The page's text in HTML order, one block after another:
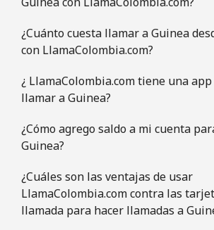
¿Cuánto cuesta llamar a Guinea
con LlamaColombia.com?
¿ LlamaColombia.com tiene una
llamar a Guinea?
¿Cómo agrego saldo a mi cuenta
Guinea?
¿Cuáles son las ventajas de usar
LlamaColombia.com contra las
llamada para hacer llamadas a